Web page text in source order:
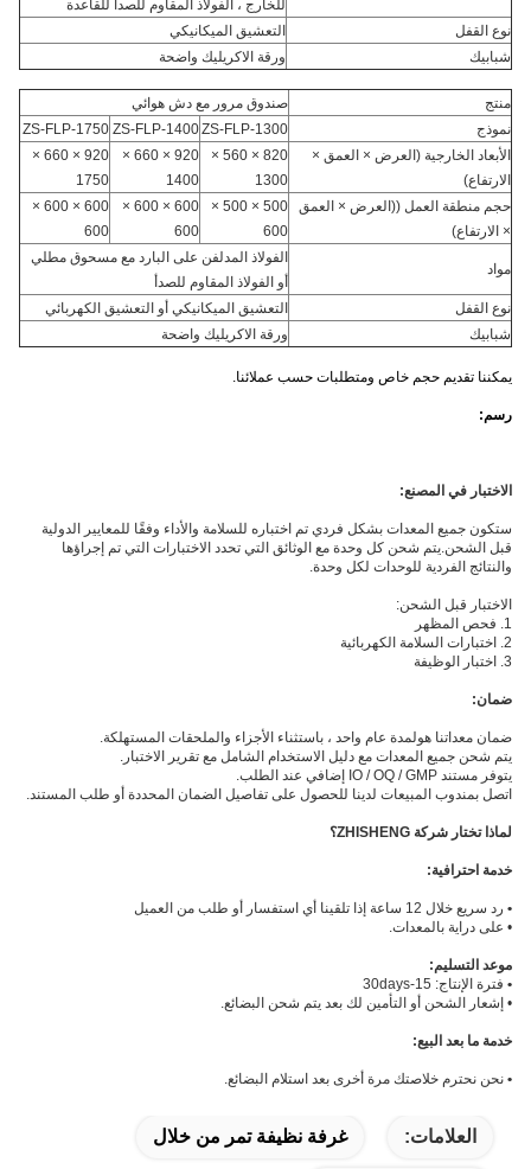
للخارج ، الفولاذ المقاوم للصدأ للقاعدة
نوع القفل
التعشيق الميكانيكي
شبابيك
ورقة الاكريليك واضحة
منتج
صندوق مرور مع دش هوائي
نموذج
ZS-FLP-1300
ZS-FLP-1400
ZS-FLP-1750
الأبعاد الخارجية (العرض × العمق ×
الارتفاع)
820 × 560 ×
1300
920 × 660 ×
1400
920 × 660 ×
1750
حجم منطقة العمل ((العرض × العمق
× الارتفاع)
500 × 500 ×
600
600 × 600 ×
600
600 × 600 ×
600
مواد
الفولاذ المدلفن على البارد مع مسحوق مطلي
أو الفولاذ المقاوم للصدأ
نوع القفل
التعشيق الميكانيكي أو التعشيق الكهربائي
شبابيك
ورقة الاكريليك واضحة
يمكننا تقديم حجم خاص ومتطلبات حسب عملائنا.
رسم:
الاختبار في المصنع:
ستكون جميع المعدات بشكل فردي تم اختباره للسلامة والأداء وفقًا للمعايير الدولية
قبل الشحن.يتم شحن كل وحدة مع الوثائق التي تحدد الاختبارات التي تم إجراؤها
والنتائج الفردية للوحدات لكل وحدة.
الاختبار قبل الشحن:
1. فحص المظهر
2. اختبارات السلامة الكهربائية
3. اختبار الوظيفة
ضمان:
ضمان معداتنا هولمدة عام واحد ، باستثناء الأجزاء والملحقات المستهلكة.
يتم شحن جميع المعدات مع دليل الاستخدام الشامل مع تقرير الاختبار.
يتوفر مستند IO / OQ / GMP إضافي عند الطلب.
اتصل بمندوب المبيعات لدينا للحصول على تفاصيل الضمان المحددة أو طلب المستند.
لماذا تختار شركة ZHISHENG؟
خدمة احترافية:
• رد سريع خلال 12 ساعة إذا تلقينا أي استفسار أو طلب من العميل
• على دراية بالمعدات.
موعد التسليم:
• فترة الإنتاج: 15-30days
• إشعار الشحن أو التأمين لك بعد يتم شحن البضائع.
خدمة ما بعد البيع:
• نحن نحترم خلاصتك مرة أخرى بعد استلام البضائع.
العلامات: غرفة نظيفة تمر من خلال